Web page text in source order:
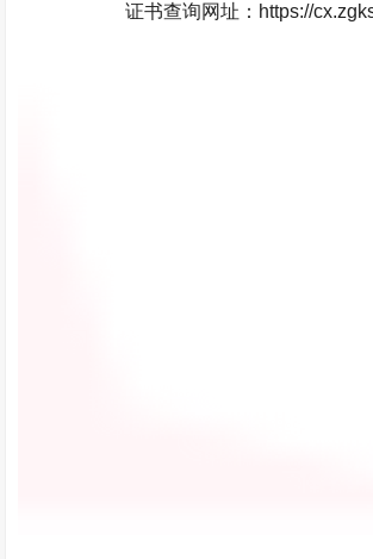
证书查询网址：https://